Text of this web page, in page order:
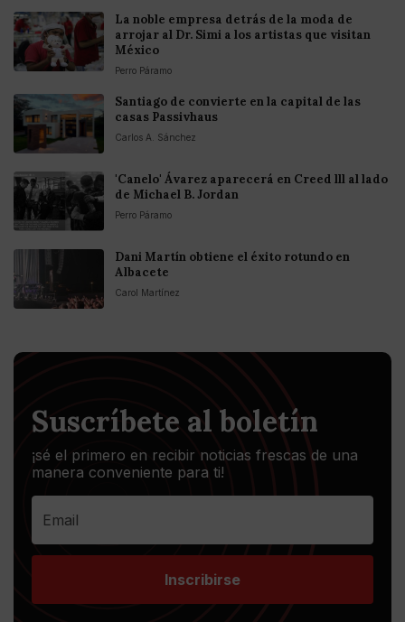
La noble empresa detrás de la moda de
arrojar al Dr. Simi a los artistas que visitan
México
Perro Páramo
Santiago de convierte en la capital de las
casas Passivhaus
Carlos A. Sánchez
'Canelo' Ávarez aparecerá en Creed lll al lado
de Michael B. Jordan
Perro Páramo
Dani Martín obtiene el éxito rotundo en
Albacete
Carol Martínez
Suscríbete al boletín
¡sé el primero en recibir noticias frescas de una
manera conveniente para ti!
Inscribirse